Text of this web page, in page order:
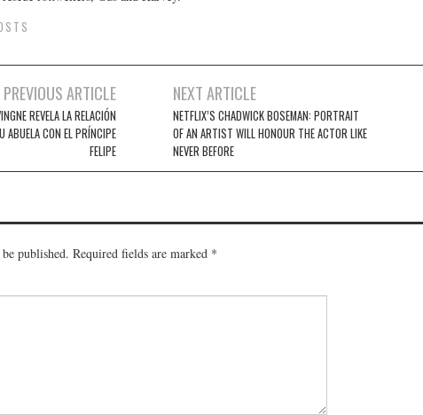
PREVIOUS ARTICLE
REVELA LA RELACIÓN
ABUELA CON EL PRÍNCIPE
FELIPE
NEXT ARTICLE
NETFLIX’S CHADWICK BOSEMAN: PORTRAIT
OF AN ARTIST WILL HONOUR THE ACTOR LIKE
NEVER BEFORE
published. Required fields are marked *